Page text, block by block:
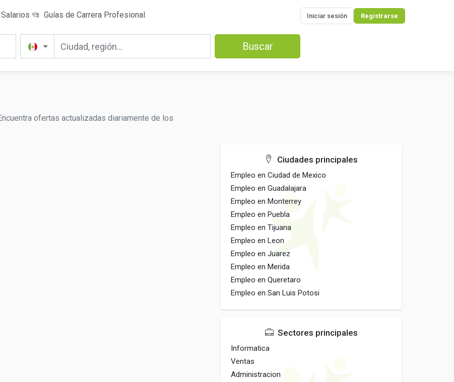
Salarios Guías de Carrera Profesional Iniciar sesión Registrarse
Buscar
ofertas actualizadas diariamente de los
Ciudades principales
Empleo en Ciudad de Mexico
Empleo en Guadalajara
Empleo en Monterrey
Empleo en Puebla
Empleo en Tijuana
Empleo en Leon
Empleo en Juarez
Empleo en Merida
Empleo en Queretaro
Empleo en San Luis Potosi
Sectores principales
Informatica
Ventas
Administracion